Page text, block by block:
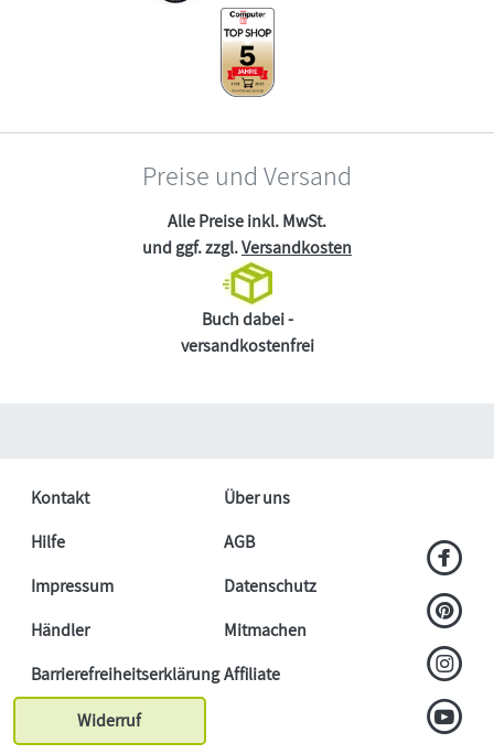
Preise und Versand
Alle Preise inkl. MwSt.
und ggf. zzgl.Versandkosten
Buch dabei -
versandkostenfrei
Kontakt
Über uns
Hilfe
AGB
Impressum
Datenschutz
Händler
Mitmachen
BarrierefreiheitserklärungAffiliate
Widerruf